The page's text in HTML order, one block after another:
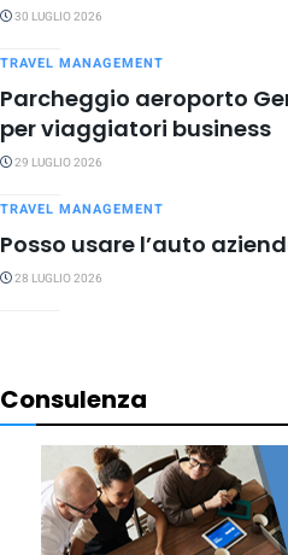
30 LUGLIO 2026
TRAVEL MANAGEMENT
Parcheggio aeroporto
per viaggiatori business
29 LUGLIO 2026
TRAVEL MANAGEMENT
Posso usare l’auto
28 LUGLIO 2026
Consulenza